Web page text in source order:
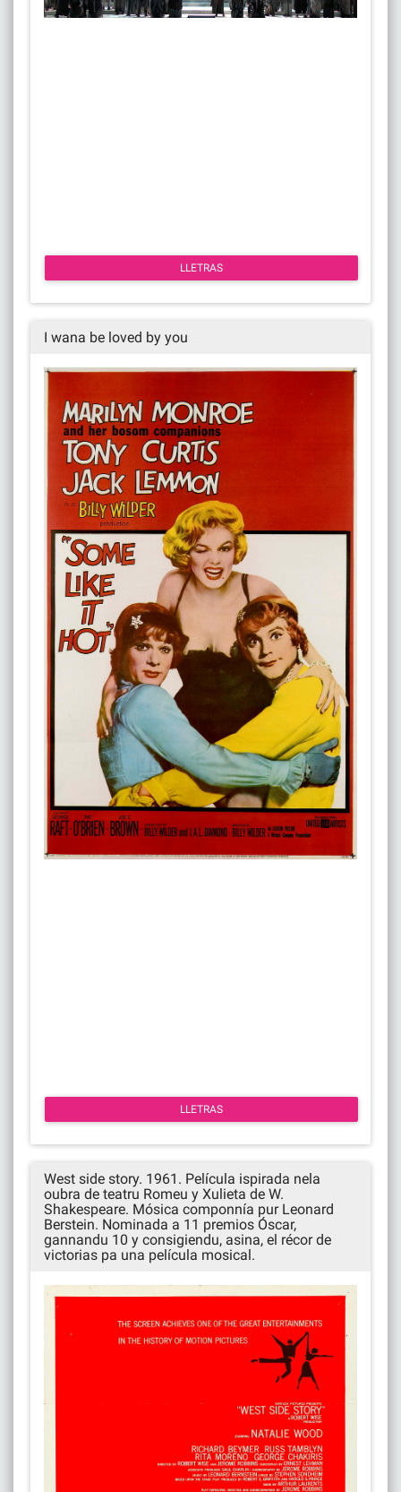
LLETRAS
I wana be loved by you
LLETRAS
West side story. 1961. Película ispirada nela
oubra de teatru Romeu y Xulieta de W.
Shakespeare. Mósica componnía pur Leonard
Berstein. Nominada a 11 premios Óscar,
gannandu 10 y consigiendu, asina, el récor de
victorias pa una película mosical.